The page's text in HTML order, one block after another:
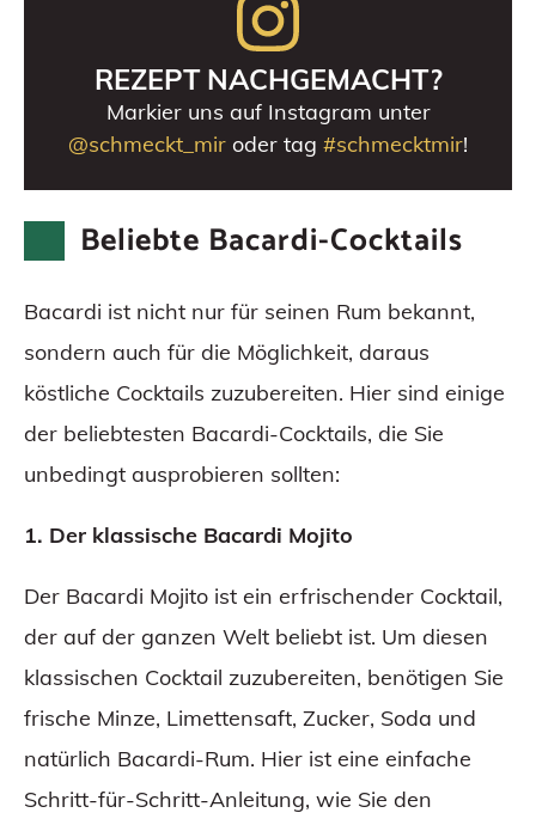
REZEPT NACHGEMACHT?
Markier uns auf Instagram unter
@schmeckt_mir oder tag #schmecktmir!
Beliebte Bacardi-Cocktails
Bacardi ist nicht nur für seinen Rum bekannt,
sondern auch für die Möglichkeit, daraus
köstliche Cocktails zuzubereiten. Hier sind einige
der beliebtesten Bacardi-Cocktails, die Sie
unbedingt ausprobieren sollten:
1. Der klassische Bacardi Mojito
Der Bacardi Mojito ist ein erfrischender Cocktail,
der auf der ganzen Welt beliebt ist. Um diesen
klassischen Cocktail zuzubereiten, benötigen Sie
frische Minze, Limettensaft, Zucker, Soda und
natürlich Bacardi-Rum. Hier ist eine einfache
Schritt-für-Schritt-Anleitung, wie Sie den